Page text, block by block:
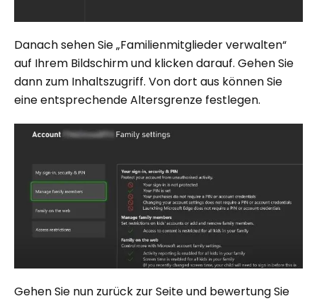
Danach sehen Sie „Familienmitglieder verwalten“
auf Ihrem Bildschirm und klicken darauf. Gehen Sie
dann zum Inhaltszugriff. Von dort aus können Sie
eine entsprechende Altersgrenze festlegen.
Gehen Sie nun zurück zur Seite und bewertung Sie